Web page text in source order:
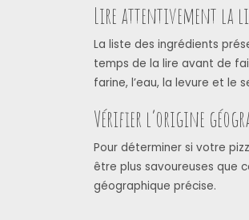
Lire attentivement la
La liste des ingrédients
temps de la lire avant de
farine, l’eau, la levure et le
Vérifier l’origine
Pour déterminer si votre
être plus savoureuses que
géographique précise.